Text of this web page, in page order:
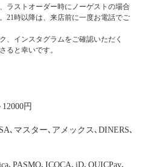
ラストオーダー時にノーゲストの場合
21時以降は、来店前に一度お電話でご
、インスタグラムをご確認いただく
ると幸いです。
円
､マスター､アメックス､DINERS､
､PASMO､ICOCA､iD､QUICPay､